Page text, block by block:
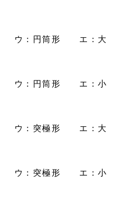
：円筒形 エ：大
ウ：円筒形 エ：小
ウ：突極形 エ：大
ウ：突極形 エ：小